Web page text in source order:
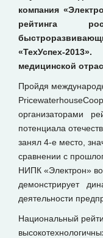
компания
рейтинга
«ТехУспех-
медицинской
Пройдя
организаторами
потенциала
занял 4-е место,
сравнении с
НИПК «Электрон»
демонстрирует
деятельности
Национальный